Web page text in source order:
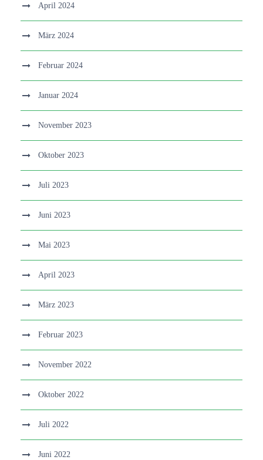
April 2024
März 2024
Februar 2024
Januar 2024
November 2023
Oktober 2023
Juli 2023
Juni 2023
Mai 2023
April 2023
März 2023
Februar 2023
November 2022
Oktober 2022
Juli 2022
Juni 2022